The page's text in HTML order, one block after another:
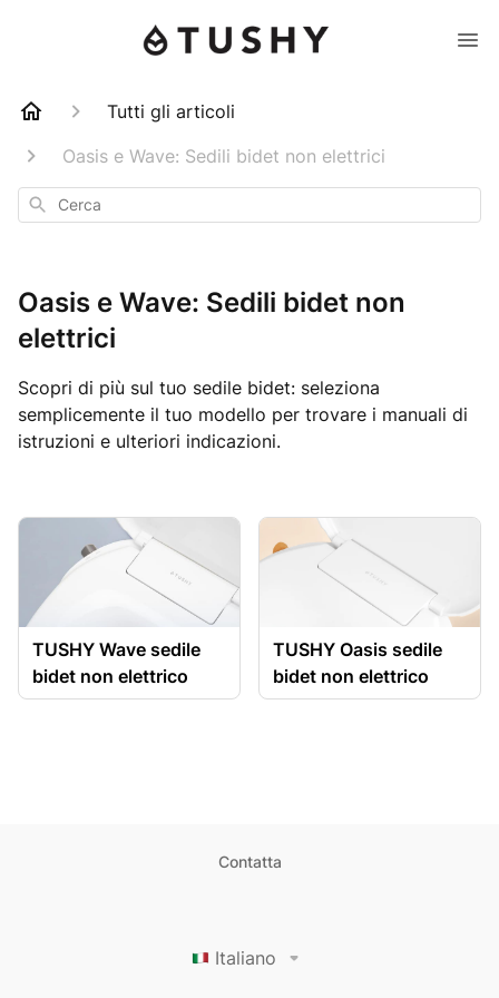
Tutti gli articoli
Oasis e Wave: Sedili bidet non elettrici
Cerca
Oasis e Wave: Sedili bidet non
elettrici
Scopri di più sul tuo sedile bidet: seleziona
semplicemente il tuo modello per trovare i manuali di
istruzioni e ulteriori indicazioni.
TUSHY Wave sedile
bidet non elettrico
TUSHY Oasis sedile
bidet non elettrico
Contatta
Italiano